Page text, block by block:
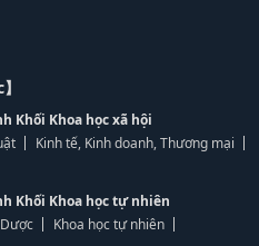
Khối Khoa học xã hội
Kinh tế, Kinh doanh, Thương mại
Khối Khoa học tự nhiên
Dược
Khoa học tự nhiên